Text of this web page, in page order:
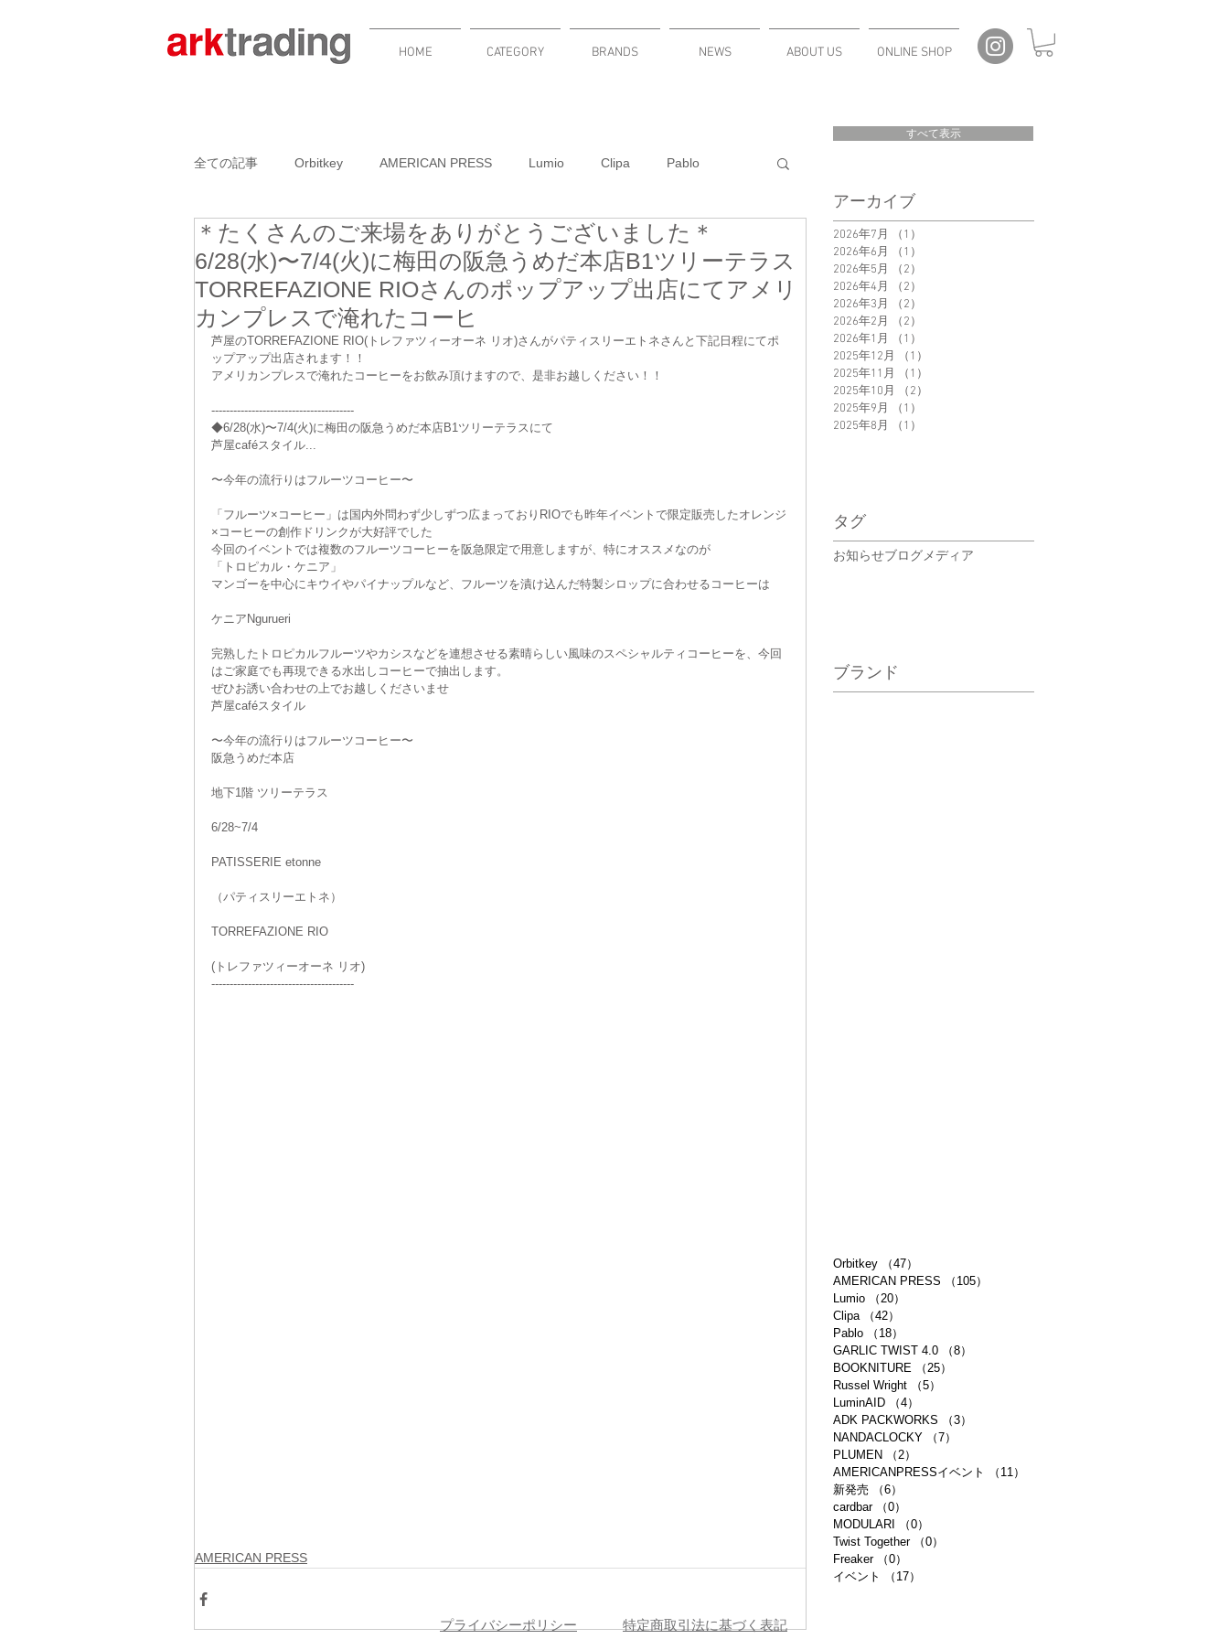
HOME CATEGORY BRANDS NEWS ABOUT US ONLINE SHOP
全ての記事 Orbitkey AMERICAN PRESS Lumio Clipa Pablo
GARLIC TWIST 4.0 BOOKNITURE Russel Wright LuminAID
ADK PACKWORKS NANDACLOCKY
AMERICANPRESSイベント 新発売 cardbar MODULARI
Twist Together
＊たくさんのご来場をありがとうございました＊
6/28(水)〜7/4(火)に梅田の阪急うめだ本店B1ツリーテラス
TORREFAZIONE RIOさんのポップアップ出店にてアメリ
カンプレスで淹れたコーヒ
芦屋のTORREFAZIONE RIO(トレファツィーオーネ リオ)さんがパティスリーエトネさんと下記日程にてポ
ップアップ出店されます！！
アメリカンプレスで淹れたコーヒーをお飲み頂けますので、是非お越しください！！
---------------------------------------
◆6/28(水)〜7/4(火)に梅田の阪急うめだ本店B1ツリーテラスにて
芦屋caféスタイル...
〜今年の流行りはフルーツコーヒー〜
「フルーツ×コーヒー」は国内外問わず少しずつ広まっておりRIOでも昨年イベントで限定販売したオレンジ
×コーヒーの創作ドリンクが大好評でした
今回のイベントでは複数のフルーツコーヒーを阪急限定で用意しますが、特にオススメなのが
「トロピカル・ケニア」
マンゴーを中心にキウイやパイナップルなど、フルーツを漬け込んだ特製シロップに合わせるコーヒーは
ケニアNgurueri
完熟したトロピカルフルーツやカシスなどを連想させる素晴らしい風味のスペシャルティコーヒーを、今回
はご家庭でも再現できる水出しコーヒーで抽出します。
ぜひお誘い合わせの上でお越しくださいませ
芦屋caféスタイル
〜今年の流行りはフルーツコーヒー〜
阪急うめだ本店
地下1階 ツリーテラス
6/28~7/4
PATISSERIE etonne
（パティスリーエトネ）
TORREFAZIONE RIO
(トレファツィーオーネ リオ)
---------------------------------------
AMERICAN PRESS
すべて表示
アーカイブ
2026年7月 （1）
2026年6月
（1）
2026年5月
（2）
2026年4月
（2）
2026年3月
（2）
2026年2月
（2）
2026年1月
（1）
2025年12月
（1）
2025年11月
（1）
2025年10月
（2）
2025年9月
（1）
2025年8月
（1）
タグ
お知らせブログ メディア
ブランド
Orbitkey （47）
AMERICAN PRESS
（105）
Lumio
（20）
Clipa
（42）
Pablo
（18）
GARLIC TWIST 4.0
（8）
BOOKNITURE
（25）
Russel Wright
（5）
LuminAID
（4）
ADK PACKWORKS
（3）
NANDACLOCKY
（7）
PLUMEN
（2）
AMERICANPRESSイベント
（11）
新発売
（6）
cardbar
（0）
MODULARI
（0）
Twist Together
（0）
Freaker
（0）
イベント
（17）
プライバシーポリシー 特定商取引法に基づく表記